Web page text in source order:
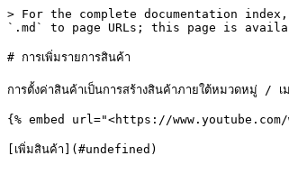
> For the complete documentation
`.md` to page URLs; this page is
# การเพิ่มรายการสินค้า
การตั้งค่าสินค้าเป็นการสร้างสินค้าภายใต้หมวดหมู่ /
{% embed url="<https://www.youtube.com/
[เพิ่มสินค้า](#undefined)